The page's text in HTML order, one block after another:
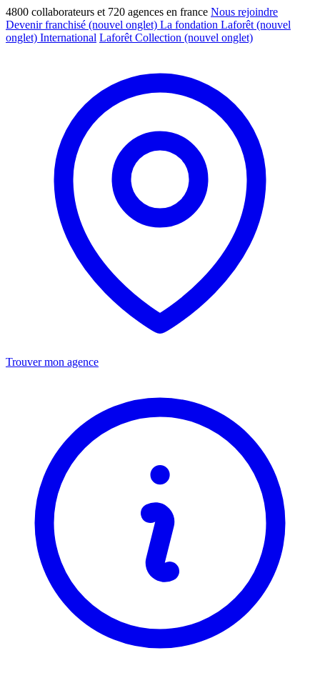
4800 collaborateurs et 720 agences en france Nous rejoindre
Devenir franchisé (nouvel onglet) La fondation Laforêt (nouvel
onglet) International Laforêt Collection (nouvel onglet)
Trouver mon agence